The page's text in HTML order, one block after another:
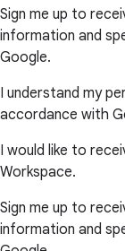
Sign me up to
information and
Google.
I understand my
accordance with
I would like to
Workspace.
Sign me up to
information and